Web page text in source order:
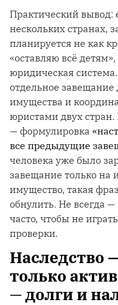
Практический вывод:
нескольких странах,
планируется не как
«оставляю всё детям»,
юридическая
отдельное завещание
имущества и
юристами двух
— формулировка
все предыдущие
человека уже было
завещание только на
имущество, такая
обнулить. Не всегда —
часто, чтобы не
проверки.
Наследство
только
—долги и